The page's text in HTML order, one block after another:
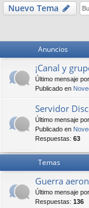
s
Nuevo Tema
Anuncios
¡Canal y
Último mensaje por
Publicado en
Servidor
Último mensaje por
Publicado en
Respuestas: 63
Temas
Guerra
Último mensaje por
Respuestas: 136